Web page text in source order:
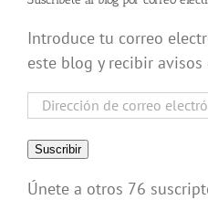
Introduce tu correo
este blog y recibir avisos
Dirección
correo
electrónico
Suscribir
Únete a otros 76